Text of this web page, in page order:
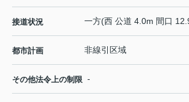
接道状況 一方(西 公道 4.0m 間口
都市計画 非線引区域
その他法令上の制限 -